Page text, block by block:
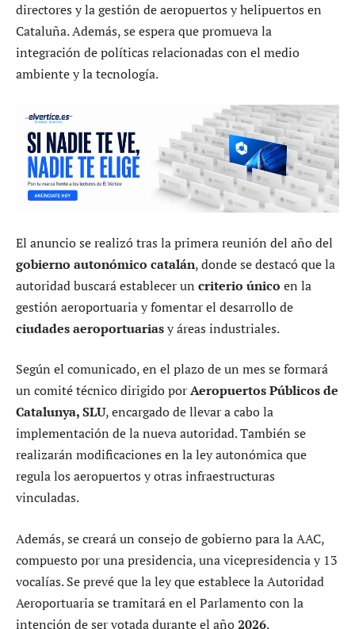
directores y la gestión de aeropuertos y helipuertos en
Cataluña. Además, se espera que promueva la
integración de políticas relacionadas con el medio
ambiente y la tecnología.
El anuncio se realizó tras la primera reunión del año del
gobierno autonómico catalán, donde se destacó que la
autoridad buscará establecer un criterio único en la
gestión aeroportuaria y fomentar el desarrollo de
ciudades aeroportuariasy áreas industriales.
Según el comunicado, en el plazo de un mes se formará
un comité técnico dirigido porAeropuertos Públicos de
Catalunya, SLU, encargado de llevar a cabo la
implementación de la nueva autoridad. También se
realizarán modificaciones en la ley autonómica que
regula los aeropuertos y otras infraestructuras
vinculadas.
Además, se creará un consejo de gobierno para la AAC,
compuesto por una presidencia, una vicepresidencia y 13
vocalías. Se prevé que la ley que establece la Autoridad
Aeroportuaria se tramitará en el Parlamento con la
intención de ser votada durante el año2026.